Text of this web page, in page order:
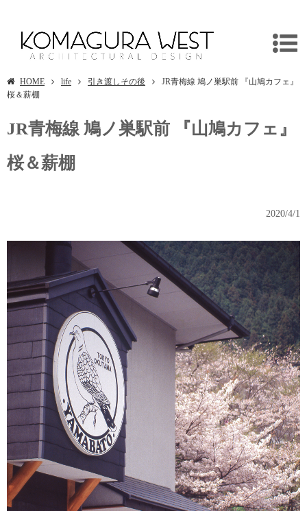
HOME life 引き渡しその後
JR青梅線 鳩ノ巣駅前 『山鳩カフェ』
桜＆薪棚
JR青梅線 鳩ノ巣駅前 『山鳩カフェ』
桜＆薪棚
2020/4/1